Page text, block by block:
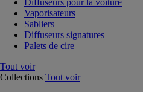
Diffuseurs pour la voiture
Vaporisateurs
Sabliers
Diffuseurs signatures
Palets de cire
Tout voir
Collections Tout voir